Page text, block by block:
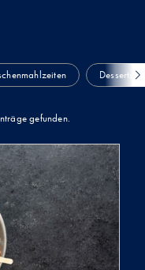
links
Desserts
gefunden.